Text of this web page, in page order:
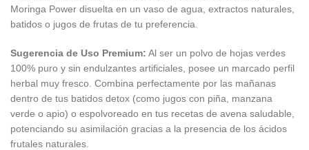
Moringa Power disuelta en un vaso de agua, extractos naturales,
batidos o jugos de frutas de tu preferencia.
Sugerencia de Uso Premium: Al ser un polvo de hojas verdes
100% puro y sin endulzantes artificiales, posee un marcado perfil
herbal muy fresco. Combina perfectamente por las mañanas
dentro de tus batidos detox (como jugos con piña, manzana
verde o apio) o espolvoreado en tus recetas de avena saludable,
potenciando su asimilación gracias a la presencia de los ácidos
frutales naturales.